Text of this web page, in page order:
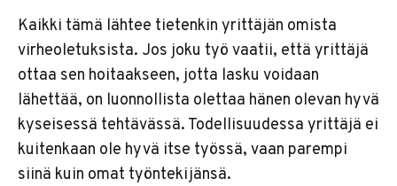
Kaikki tämä lähtee tietenkin yrittäjän omista
virheoletuksista. Jos joku työ vaatii, että yrittäjä
ottaa sen hoitaakseen, jotta lasku voidaan
lähettää, on luonnollista olettaa hänen olevan hyvä
kyseisessä tehtävässä. Todellisuudessa yrittäjä ei
kuitenkaan ole hyvä itse työssä, vaan parempi
siinä kuin omat työntekijänsä.